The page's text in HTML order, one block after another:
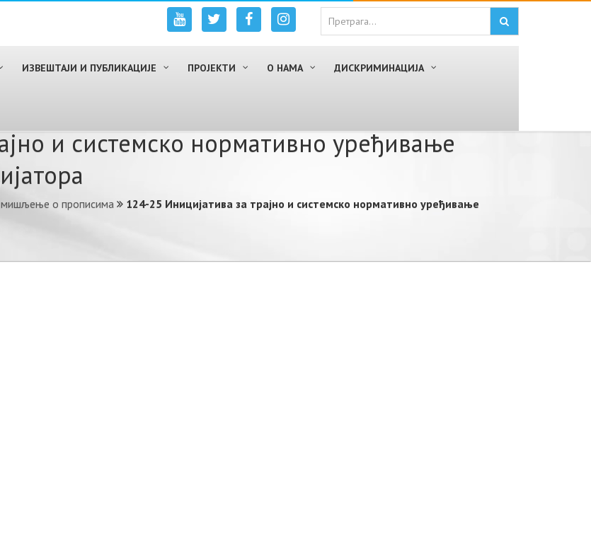
ИЗВЕШТАЈИ И ПУБЛИКАЦИЈЕ ПРОЈЕКТИ О НАМА ДИСКРИМИНАЦИЈА
и системско нормативно уређивање
мишљење о прописима
124-25 Иницијатива за трајно и системско нормативно уређивање